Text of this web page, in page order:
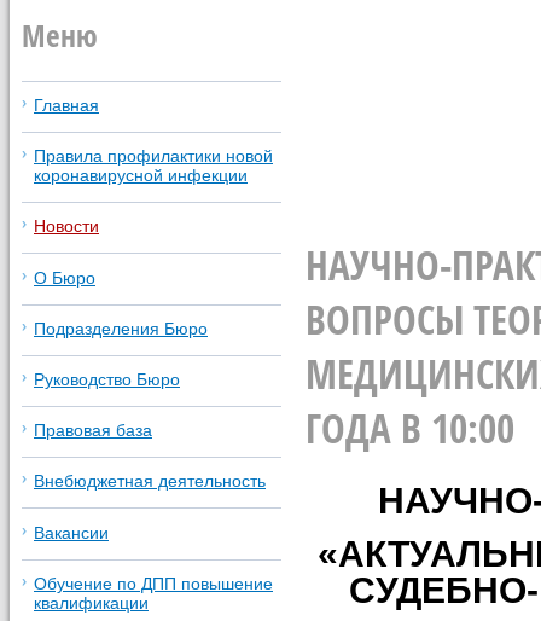
НАУЧНО-
ВОПРОСЫ
ГОДА В 10:00
Меню
Главная
Правила профилактики новой
коронавирусной инфекции
Новости
О Бюро
Подразделения Бюро
Руководство Бюро
Правовая база
Внебюджетная деятельность
Вакансии
Обучение по ДПП повышение
квалификации